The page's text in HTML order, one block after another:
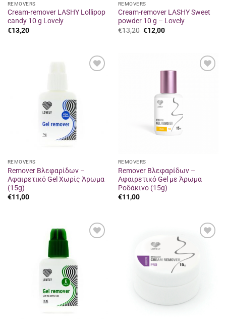
REMOVERS
Cream-remover LASHY Lollipop
candy 10 g Lovely
€13,20
REMOVERS
Cream-remover LASHY Sweet
powder 10 g – Lovely
€13,20 Original
price
€12,00Η
REMOVERS
Remover Βλεφαρίδων –
Αφαιρετικό Gel Χωρίς Άρωμα
(15g)
€11,00
REMOVERS
Remover Βλεφαρίδων –
Αφαιρετικό Gel με Άρωμα
Ροδάκινο (15g)
€11,00
Προσθήκη
στα
αγαπημένα